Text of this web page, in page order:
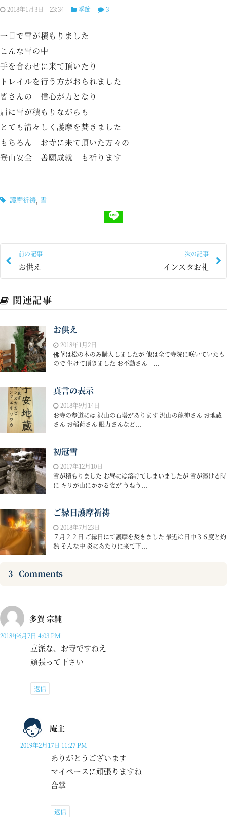
2018年1月3日 23:34 季節 3
一日で雪が積もりました
こんな雪の中
手を合わせに来て頂いたり
トレイルを行う方がおられました
皆さんの 信心が力となり
肩に雪が積もりながらも
とても清々しく護摩を焚きました
もちろん お寺に来て頂いた方々の
登山安全 善願成就 も祈ります
護摩祈祷, 雪
前の記事
お供え
次の記事
インスタお礼
関連記事
お供え
2018年1月2日
佛華は松の木のみ購入しましたが 他は全て寺院に咲いていたも
ので 生けて頂きました お不動さん ...
真言の表示
2018年9月14日
お寺の参道には 沢山の石塔があります 沢山の龍神さん お地蔵
さん お稲荷さん 眼力さんなど...
初冠雪
2017年12月10日
雪が積もりました お昼には溶けてしまいましたが 雪が溶ける時
に キリが山にかかる姿が うねう...
ご縁日護摩祈祷
2018年7月23日
７月２２日 ご縁日にて護摩を焚きました 最近は日中３６度と灼
熱 そんな中 炎にあたりに来て下...
3 Comments
多賀 宗純
2018年6月7日 4:03 PM
立派な、お寺ですねえ
頑張って下さい
返信
庵主
2019年2月17日 11:27 PM
ありがとうございます
マイペースに頑張りますね
合掌
返信